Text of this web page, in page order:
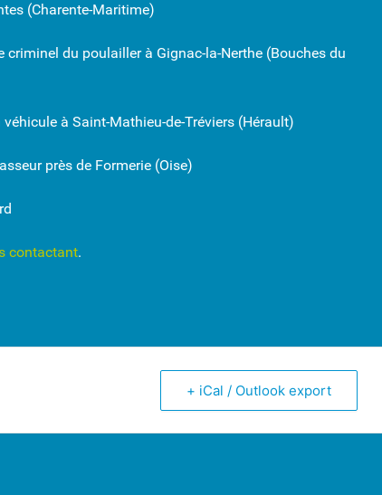
(Charente-Maritime)
du poulailler à Gignac-la-Nerthe (Bouches du
à Saint-Mathieu-de-Tréviers (Hérault)
près de Formerie (Oise)
contactant.
+ iCal / Outlook export